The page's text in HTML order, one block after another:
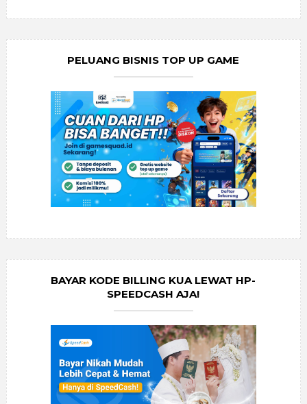
PELUANG BISNIS TOP UP GAME
BAYAR KODE BILLING KUA LEWAT HP-
SPEEDCASH AJA!